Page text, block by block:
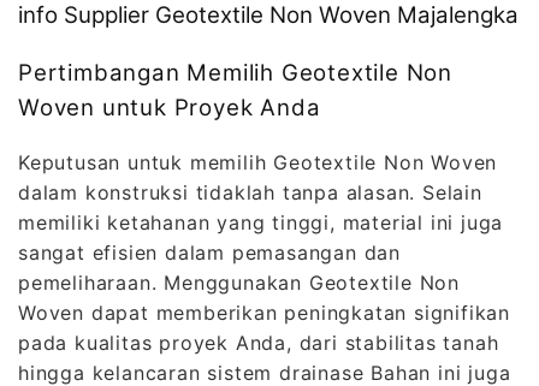
info Supplier Geotextile Non Woven Majalengka
Pertimbangan Memilih Geotextile Non
Woven untuk Proyek Anda
Keputusan untuk memilih Geotextile Non Woven
dalam konstruksi tidaklah tanpa alasan. Selain
memiliki ketahanan yang tinggi, material ini juga
sangat efisien dalam pemasangan dan
pemeliharaan. Menggunakan Geotextile Non
Woven dapat memberikan peningkatan signifikan
pada kualitas proyek Anda, dari stabilitas tanah
hingga kelancaran sistem drainase Bahan ini juga